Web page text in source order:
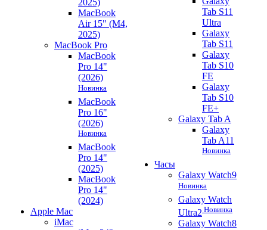
2025)
MacBook
Air 15" (M4,
2025)
MacBook Pro
MacBook
Pro 14"
(2026)
Новинка
MacBook
Pro 16"
(2026)
Новинка
MacBook
Pro 14"
(2025)
MacBook
Pro 14"
(2024)
Apple Mac
iMac
Tab S11
Ultra
Galaxy
Tab S11
Galaxy
Tab S10
FE
Galaxy
Tab S10
FE+
Galaxy Tab A
Galaxy
Tab A11
Новинка
Часы
Galaxy Watch9
Новинка
Galaxy Watch
Ultra2 Новинка
Galaxy Watch8